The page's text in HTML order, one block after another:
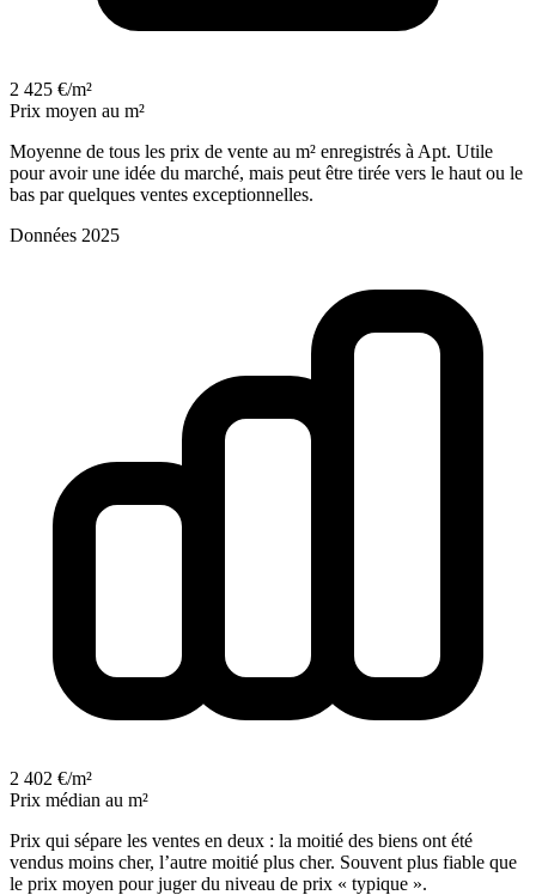
2 425 €/m²
Prix moyen au m²
Moyenne de tous les prix de vente au m² enregistrés à Apt. Utile
pour avoir une idée du marché, mais peut être tirée vers le haut ou le
bas par quelques ventes exceptionnelles.
Données 2025
2 402 €/m²
Prix médian au m²
Prix qui sépare les ventes en deux : la moitié des biens ont été
vendus moins cher, l’autre moitié plus cher. Souvent plus fiable que
le prix moyen pour juger du niveau de prix « typique ».